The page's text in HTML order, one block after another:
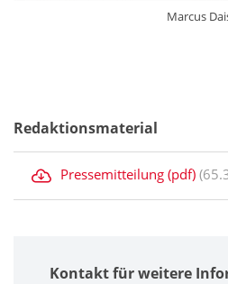
Marcus
Redaktionsmaterial
Pressemitteilung (pdf)
Kontakt für weitere